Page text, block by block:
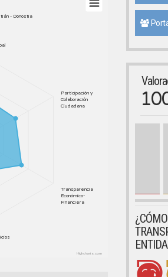
- Donostia
Participación y
Colaboración
Ciudadana
Transparencia
Económico-
Financiera
Highcharts.com